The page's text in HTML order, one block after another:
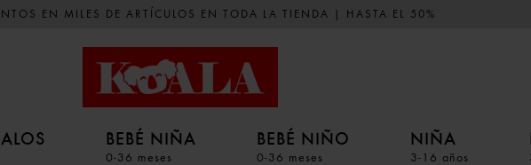
EN MILES DE ARTÍCULOS EN TODA LA TIENDA | HASTA EL 50%
BEBÉ NIÑA
0-36 meses
BEBÉ NIÑO
0-36 meses
NIÑA
3-16 años